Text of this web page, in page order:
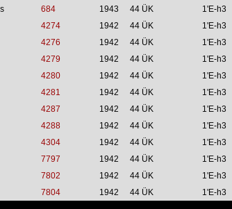
684 1943 44 ÜK 1'E-h3
4274 1942 44 ÜK 1'E-h3
4276 1942 44 ÜK 1'E-h3
4279 1942 44 ÜK 1'E-h3
4280 1942 44 ÜK 1'E-h3
4281 1942 44 ÜK 1'E-h3
4287 1942 44 ÜK 1'E-h3
4288 1942 44 ÜK 1'E-h3
4304 1942 44 ÜK 1'E-h3
7797 1942 44 ÜK 1'E-h3
7802 1942 44 ÜK 1'E-h3
7804 1942 44 ÜK 1'E-h3